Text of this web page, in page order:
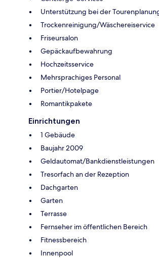
Unterstützung bei der
Trockenreinigung/Wäschereiservice
Friseursalon
Gepäckaufbewahrung
Hochzeitsservice
Mehrsprachiges Personal
Portier/Hotelpage
Romantikpakete
Einrichtungen
1 Gebäude
Baujahr 2009
Geldautomat/Bankdienstleistungen
Tresorfach an der Rezeption
Dachgarten
Garten
Terrasse
Fernseher im öffentlichen Bereich
Fitnessbereich
Innenpool